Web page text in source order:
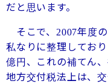
だと思います。
そこで、
2007年度
私なりに整理してお
億円、これの補てん
地方交付税法上は、